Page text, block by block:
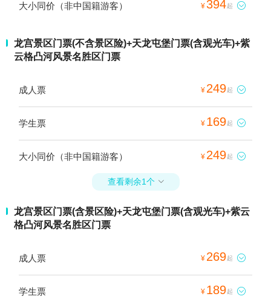
大小同价（非中国籍游客） ¥394起 
龙宫景区门票(不含景区险)+天龙屯堡门票(含观光车)+紫
云格凸河风景名胜区门票
成人票 ¥ 249起 
学生票 ¥ 169起 
大小同价（非中国籍游客） ¥ 249起 
查看剩余1个 
龙宫景区门票(含景区险)+天龙屯堡门票(含观光车)+紫云
格凸河风景名胜区门票
成人票 ¥ 269起 
学生票 ¥ 189起 